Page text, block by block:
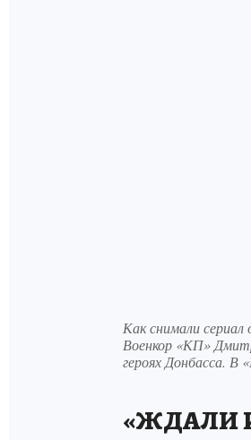
Как снимали
Военкор «КП»
героях Донбасса. В
«ЖДАЛИ